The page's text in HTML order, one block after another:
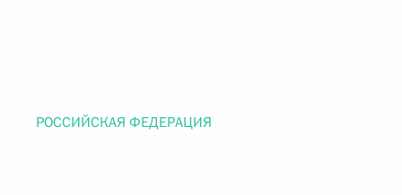
РОССИЙСКАЯ ФЕДЕРАЦИЯ